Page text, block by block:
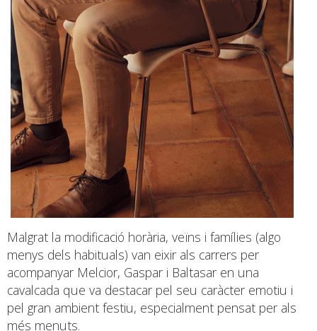
Malgrat la modificació horària, veïns i famílies (algo
menys dels habituals) van eixir als carrers per
acompanyar Melcior, Gaspar i Baltasar en una
cavalcada que va destacar pel seu caràcter emotiu i
pel gran ambient festiu, especialment pensat per als
més menuts.